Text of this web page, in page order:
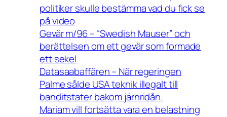
politiker skulle bestämma vad du fick se
på video
Gevär m/96 – “Swedish Mauser” och
berättelsen om ett gevär som formade
ett sekel
Datasaabaffären – När regeringen
Palme sålde USA teknik illegalt till
banditstater bakom järnridån.
Mariam vill fortsätta vara en belastning